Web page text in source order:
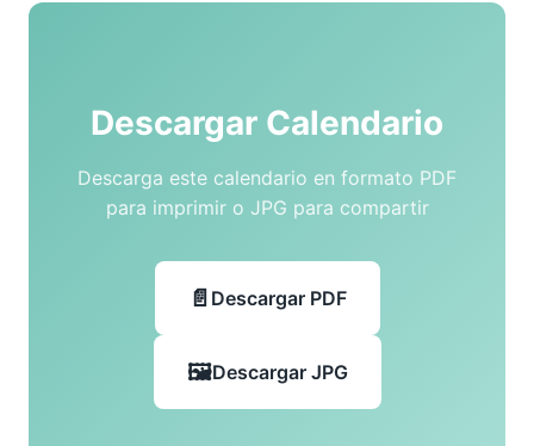
Descargar Calendario
Descarga este calendario en formato PDF
para imprimir o JPG para compartir
Descargar PDF
Descargar JPG